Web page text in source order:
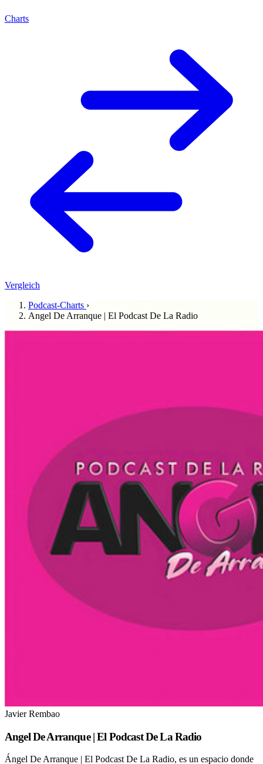
Charts
Vergleich
Podcast-Charts ›
Angel De Arranque | El Podcast De La Radio
Javier Rembao
Angel De Arranque | El Podcast De La Radio
Ángel De Arranque | El Podcast De La Radio, es un espacio donde